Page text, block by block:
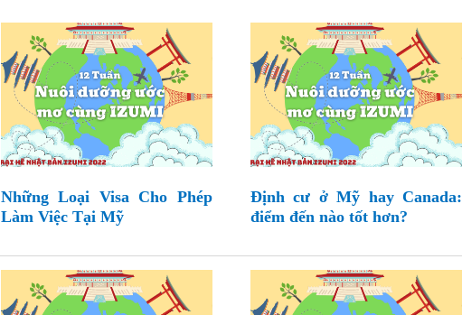
Những Loại Visa Cho Phép
Làm Việc Tại Mỹ
Định cư ở Mỹ hay Canada:
điểm đến nào tốt hơn?